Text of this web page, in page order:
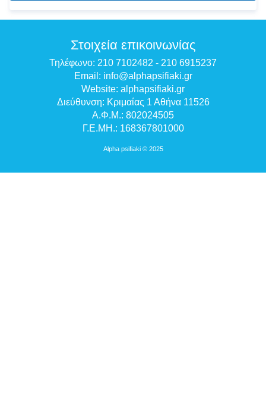
Στοιχεία επικοινωνίας
Τηλέφωνο: 210 7102482 - 210 6915237
Email: info@alphapsifiaki.gr
Website: alphapsifiaki.gr
Διεύθυνση: Κριμαίας 1 Αθήνα 11526
Α.Φ.Μ.: 802024505
Γ.Ε.ΜΗ.: 168367801000
Alpha psifiaki © 2025